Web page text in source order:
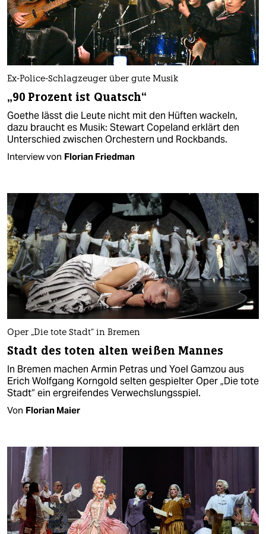
Ex-Police-Schlagzeuger über gute Musik
„90 Prozent ist Quatsch“
Goethe lässt die Leute nicht mit den Hüften wackeln,
dazu braucht es Musik: Stewart Copeland erklärt den
Unterschied zwischen Orchestern und Rockbands.
Interview von Florian Friedman
Oper „Die tote Stadt“ in Bremen
Stadt des toten alten weißen Mannes
In Bremen machen Armin Petras und Yoel Gamzou aus
Erich Wolfgang Korngold selten gespielter Oper „Die tote
Stadt“ ein ergreifendes Verwechslungsspiel.
Von Florian Maier